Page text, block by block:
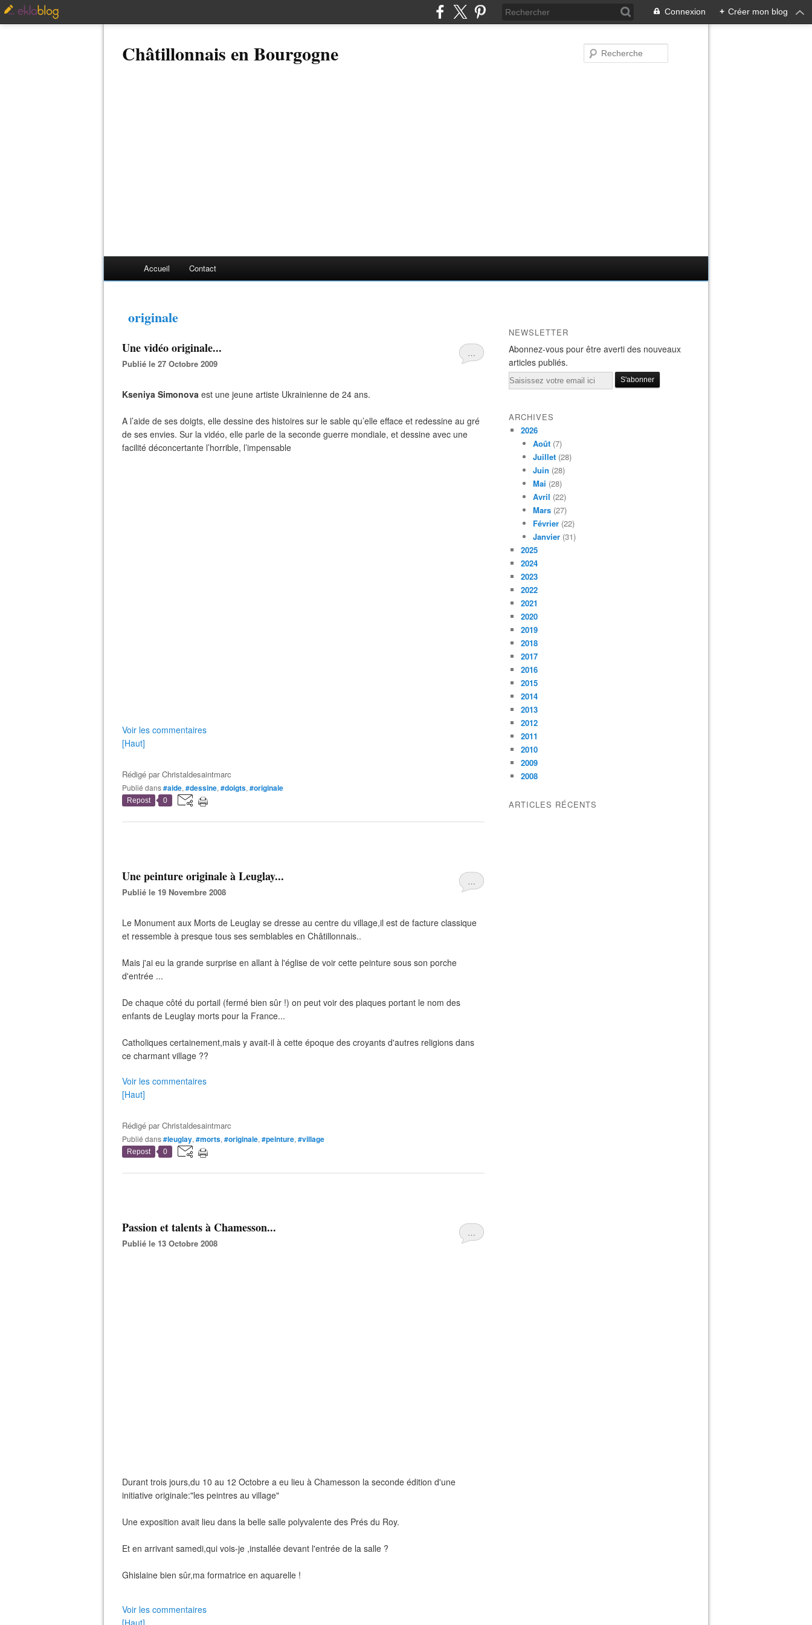
Connexion + Créer mon blog
Châtillonnais en Bourgogne
Accueil Contact
originale
…
Une vidéo originale...
Publié le 27 Octobre 2009
Kseniya Simonova est une jeune artiste Ukrainienne de 24 ans.
A l’aide de ses doigts, elle dessine des histoires sur le sable qu’elle efface et redessine au gré
de ses envies. Sur la vidéo, elle parle de la seconde guerre mondiale, et dessine avec une
facilité déconcertante l’horrible, l’impensable
Voir les commentaires
[Haut]
Rédigé parChristaldesaintmarc
Publié dans#aide, #dessine, #doigts, #originale
Repost 0
…
Une peinture originale à Leuglay...
Publié le 19 Novembre 2008
Le Monument aux Morts de Leuglay se dresse au centre du village,il est de facture classique
et ressemble à presque tous ses semblables en Châtillonnais..
Mais j'ai eu la grande surprise en allant à l'église de voir cette peinture sous son porche
d'entrée ...
De chaque côté du portail (fermé bien sûr !) on peut voir des plaques portant le nom des
enfants de Leuglay morts pour la France...
Catholiques certainement,mais y avait-il à cette époque des croyants d'autres religions dans
ce charmant village ??
Voir les commentaires
[Haut]
Rédigé parChristaldesaintmarc
Publié dans#leuglay, #morts, #originale, #peinture, #village
Repost 0
…
Passion et talents à Chamesson...
Publié le 13 Octobre 2008
Durant trois jours,du 10 au 12 Octobre a eu lieu à Chamesson la seconde édition d'une
initiative originale:"les peintres au village"
Une exposition avait lieu dans la belle salle polyvalente des Prés du Roy.
Et en arrivant samedi,qui vois-je ,installée devant l'entrée de la salle ?
Ghislaine bien sûr,ma formatrice en aquarelle !
Voir les commentaires
[Haut]
NEWSLETTER
Abonnez-vous pour être averti des nouveaux
articles publiés.
Email
ARCHIVES
2026
Août (7)
Juillet (28)
Juin (28)
Mai (28)
Avril (22)
Mars (27)
Février (22)
Janvier (31)
2025
2024
2023
2022
2021
2020
2019
2018
2017
2016
2015
2014
2013
2012
2011
2010
2009
2008
ARTICLES RÉCENTS